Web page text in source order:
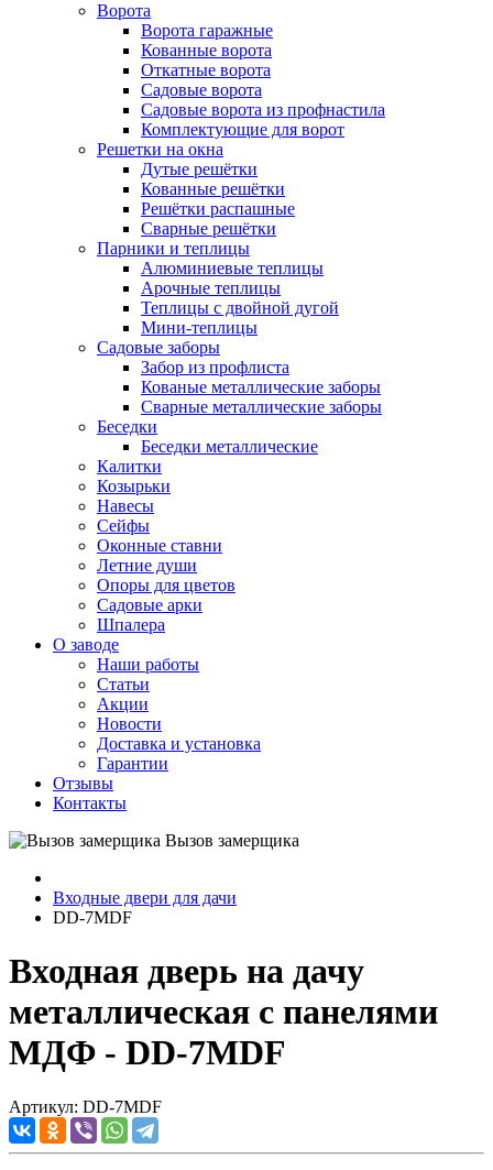
Ворота
Ворота гаражные
Кованные ворота
Откатные ворота
Садовые ворота
Садовые ворота из профнастила
Комплектующие для ворот
Решетки на окна
Дутые решётки
Кованные решётки
Решётки распашные
Сварные решётки
Парники и теплицы
Алюминиевые теплицы
Арочные теплицы
Теплицы с двойной дугой
Мини-теплицы
Садовые заборы
Забор из профлиста
Кованые металлические заборы
Сварные металлические заборы
Беседки
Беседки металлические
Калитки
Козырьки
Навесы
Сейфы
Оконные ставни
Летние души
Опоры для цветов
Садовые арки
Шпалера
О заводе
Наши работы
Статьи
Акции
Новости
Доставка и установка
Гарантии
Отзывы
Контакты
Вызов замерщика
Входные двери для дачи
DD-7MDF
Входная дверь на дачу
металлическая с панелями
МДФ - DD-7MDF
Артикул: DD-7MDF